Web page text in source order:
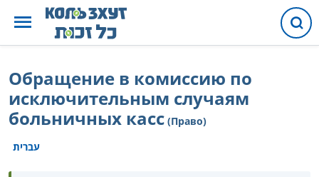
Обращение в комиссию по
исключительным случаям
больничных касс (Право)
עברית